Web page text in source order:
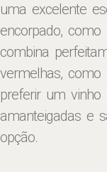
uma excelente
encorpado,
combina
vermelhas,
preferir um
amanteigadas e
opção.